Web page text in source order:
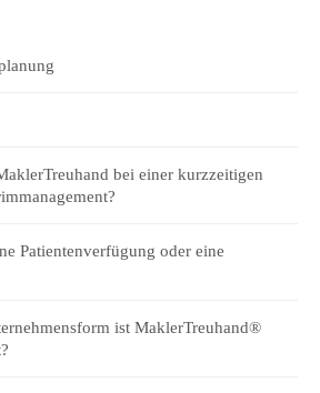
bei einer kurzzeitigen
Patientenverfügung oder eine
ist MaklerTreuhand®